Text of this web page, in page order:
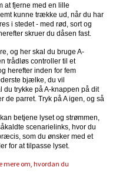
at fjerne med en lille
kunne trække ud, når du har
i stedet - med rød, sort og
skruer du dåsen fast.
og her skal du bruge A-
trådløs controller til et
herefter inden for fem
bjælke, du vil
trykke på A-knappen på dit
de parret. Tryk på A igen, og så
betjene lyset og strømmen,
scenarielinks, hvor du
som du ønsker med et
for at tilpasse lyset.
mere om, hvordan du